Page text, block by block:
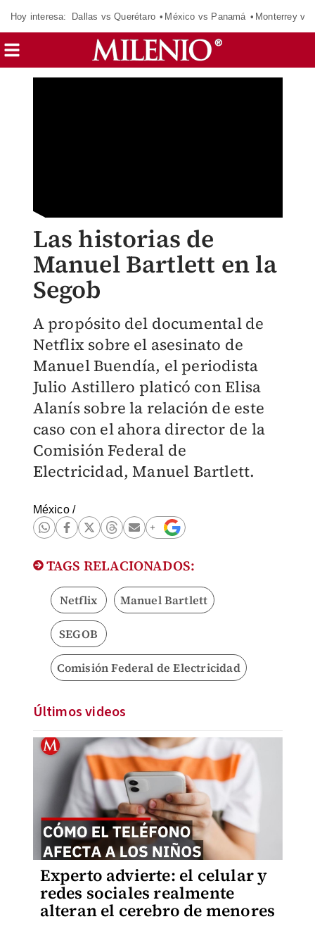
Hoy interesa: Dallas vs Querétaro México vs Panamá Monterrey vs
Las historias de
Manuel Bartlett en la
Segob
A propósito del documental de
Netflix sobre el asesinato de
Manuel Buendía, el periodista
Julio Astillero platicó con Elisa
Alanís sobre la relación de este
caso con el ahora director de la
Comisión Federal de
Electricidad, Manuel Bartlett.
México/
TAGS RELACIONADOS:
Netflix Manuel Bartlett
SEGOB
Comisión Federal de Electricidad
Últimos videos
Experto advierte: el celular y
redes sociales realmente
alteran el cerebro de menores